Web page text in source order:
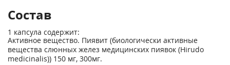
Состав
1 капсула содержит:
Активное вещество. Пиявит (биологически активные
вещества слюнных желез медицинских пиявок (Hirudo
medicinalis)) 150 мг, 300мг.